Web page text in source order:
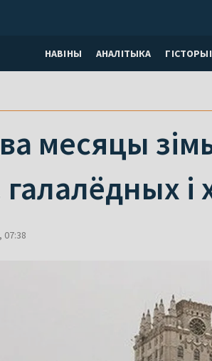
НАВІНЫ АНАЛІТЫКА ГІСТОРЫІ
месяцы
07:38